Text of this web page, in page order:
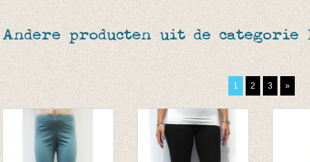
Andere producten uit de categorie
1 2 3 »